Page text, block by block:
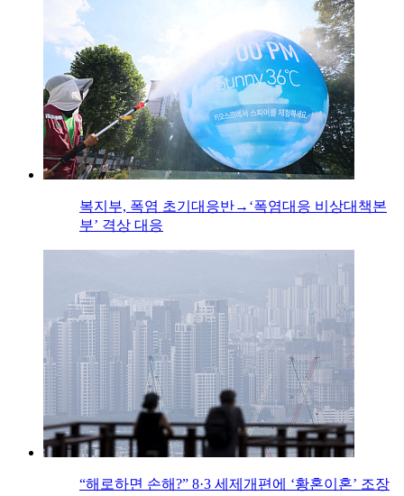
복지부, 폭염 초기대응반→‘폭염대응 비상대책본
부’ 격상 대응
“해로하면 손해?” 8·3 세제개편에 ‘황혼이혼’ 조장